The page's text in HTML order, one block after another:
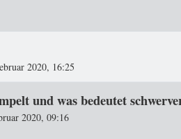
2020, 16:25
und was bedeutet
2020, 09:16